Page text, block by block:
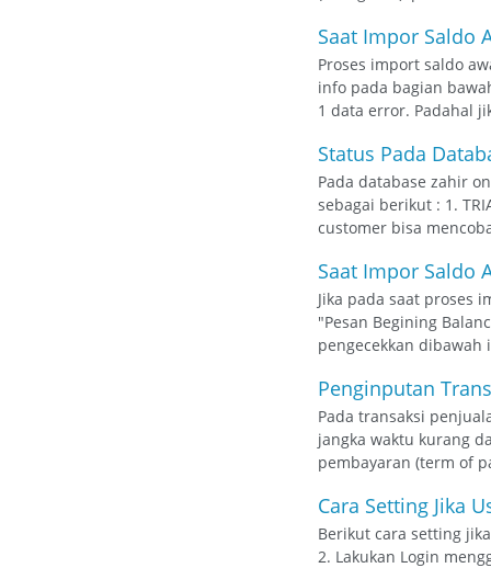
Saat Impor Saldo
Proses import saldo
info pada bagian
1 data error. Padahal
Status Pada
Pada database zahir
sebagai berikut : 1.
customer bisa
Saat Impor Saldo
Jika pada saat proses
"Pesan Begining
pengecekkan
Penginputan
Pada transaksi
jangka waktu kurang
pembayaran (term of
Cara Setting Jika
Berikut cara setting
2. Lakukan Login